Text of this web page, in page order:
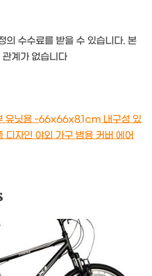
의 수수료를 받을 수 있습니다. 본
계가 없습니다
유닛용 -66x66x81cm 내구성 있
자인 야외 가구 범용 커버 에어